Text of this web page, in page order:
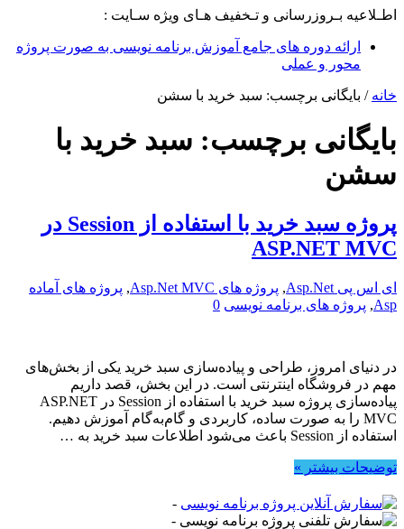
اطـلاعیه بـروزرسانی و تـخفیف هـای ویژه سـایت :
ارائه دوره های جامع آموزش برنامه نویسی به صورت پروژه
محور و عملی
خانه / بایگانی برچسب: سبد خرید با سشن
بایگانی برچسب: سبد خرید با
سشن
پروژه سبد خرید با استفاده از Session در
ASP.NET MVC
ای اس پی Asp.Net , پروژه های Asp.Net MVC , پروژه های آماده
Asp
, پروژه های برنامه نویسی 0
در دنیای امروز، طراحی و پیاده‌سازی سبد خرید یکی از بخش‌های
مهم در فروشگاه اینترنتی است. در این بخش، قصد داریم
پیاده‌سازی پروژه سبد خرید با استفاده از Session در ASP.NET
MVC را به صورت ساده، کاربردی و گام‌به‌گام آموزش دهیم.
استفاده از Session باعث می‌شود اطلاعات سبد خرید به …
توضیحات بیشتر »
-
-